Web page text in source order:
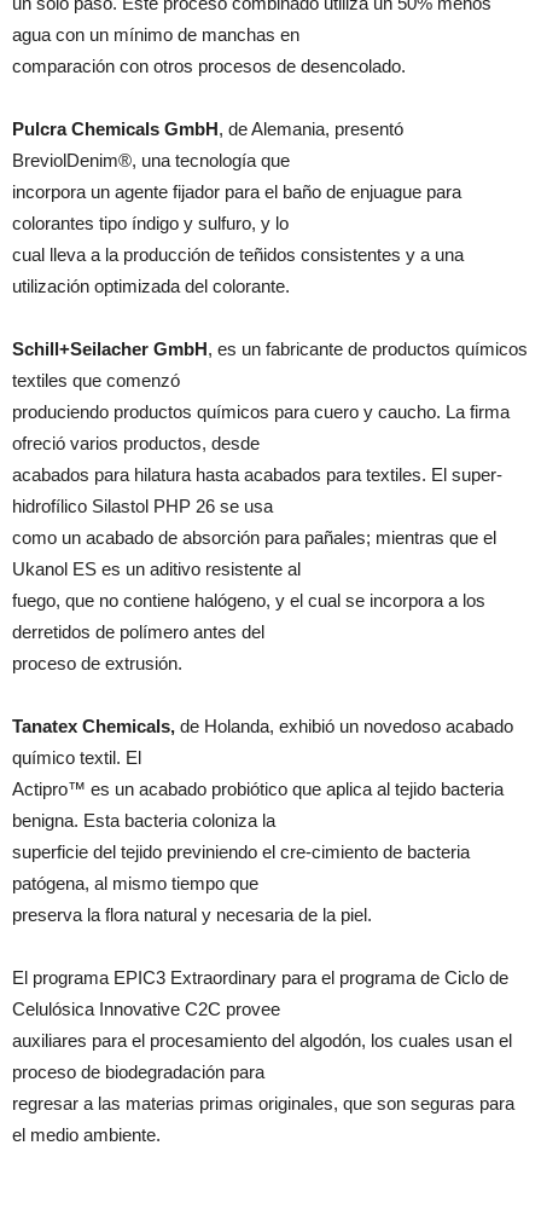
agua con un mínimo de manchas en
comparación con otros procesos de desencolado.
Pulcra Chemicals GmbH, de Alemania, presentó
BreviolDenim®, una tecnología que
incorpora un agente fijador para el baño de enjuague para
colorantes tipo índigo y sulfuro, y lo
cual lleva a la producción de teñidos consistentes y a una
utilización optimizada del colorante.
Schill+Seilacher GmbH, es un fabricante de productos químicos
textiles que comenzó
produciendo productos químicos para cuero y caucho. La firma
ofreció varios productos, desde
acabados para hilatura hasta acabados para textiles. El super-
hidrofílico Silastol PHP 26 se usa
como un acabado de absorción para pañales; mientras que el
Ukanol ES es un aditivo resistente al
fuego, que no contiene halógeno, y el cual se incorpora a los
derretidos de polímero antes del
proceso de extrusión.
Tanatex Chemicals, de Holanda, exhibió un novedoso acabado
químico textil. El
Actipro™ es un acabado probiótico que aplica al tejido bacteria
benigna. Esta bacteria coloniza la
superficie del tejido previniendo el cre-cimiento de bacteria
patógena, al mismo tiempo que
preserva la flora natural y necesaria de la piel.
El programa EPIC3 Extraordinary para el programa de Ciclo de
Celulósica Innovative C2C provee
auxiliares para el procesamiento del algodón, los cuales usan el
proceso de biodegradación para
regresar a las materias primas originales, que son seguras para
el medio ambiente.